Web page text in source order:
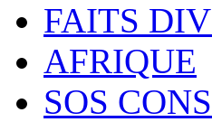
FAITS
AFRIQUE
SOS